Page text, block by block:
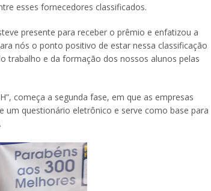
esses fornecedores classificados.
presente para receber o prêmio e enfatizou a
nós o ponto positivo de estar nessa classificação
trabalho e da formação dos nossos alunos pelas
começa a segunda fase, em que as empresas
um questionário eletrônico e serve como base para